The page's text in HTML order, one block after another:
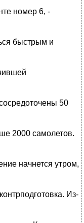
номер 6, -
быстрым и
50
2000 самолетов.
начнется утром,
Из-